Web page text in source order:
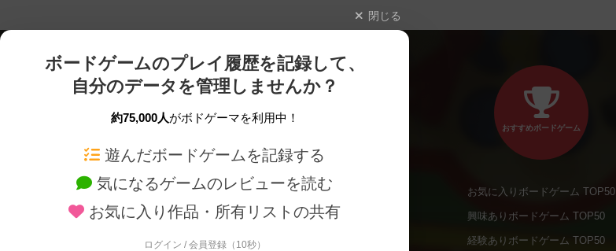
閉じる
ボードゲームのプレイ履歴を記録して、
自分のデータを管理しませんか？
約75,000人がボドゲーマを利用中！
遊んだボードゲームを記録する
気になるゲームのレビューを読む
お気に入り作品・所有リストの共有
ログイン / 会員登録（10秒）
ボードゲームを検索する
ボードゲームの新着レビュー
新作・再入荷情報
定番ボードゲームの通販商品
国産ボードゲームの通販商品
おすすめボードゲーム
お気に入りボードゲーム TOP50
興味ありボードゲーム TOP50
経験ありボードゲーム TOP50